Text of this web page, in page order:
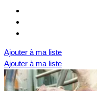
Ajouter à ma liste
Ajouter à ma liste